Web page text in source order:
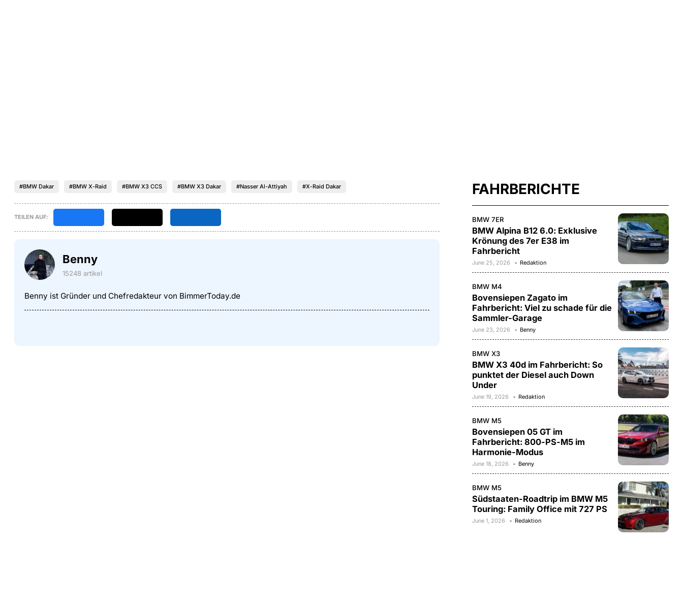
#BMW Dakar #BMW X-Raid #BMW X3 CCS #BMW X3 Dakar #Nasser Al-Attiyah #X-Raid Dakar
TEILEN AUF:
Benny
15248 artikel
Benny ist Gründer und Chefredakteur von BimmerToday.de
FAHRBERICHTE
BMW 7ER
BMW Alpina B12 6.0: Exklusive
Krönung des 7er E38 im
Fahrbericht
June 25, 2026 Redaktion
BMW M4
Bovensiepen Zagato im
Fahrbericht: Viel zu schade für die
Sammler-Garage
June 23, 2026 Benny
BMW X3
BMW X3 40d im Fahrbericht: So
punktet der Diesel auch Down
Under
June 19, 2026 Redaktion
BMW M5
Bovensiepen 05 GT im
Fahrbericht: 800-PS-M5 im
Harmonie-Modus
June 18, 2026 Benny
BMW M5
Südstaaten-Roadtrip im BMW M5
Touring: Family Office mit 727 PS
June 1, 2026 Redaktion